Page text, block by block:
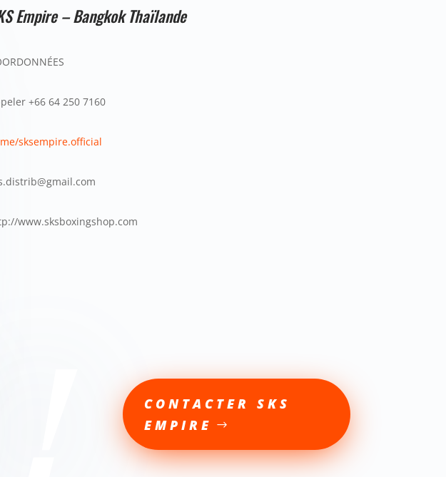
Empire – Bangkok Thaïlande
+66 64 250 7160
sksempire.official
www.sksboxingshop.com
CONTACTER SKS
EMPIRE